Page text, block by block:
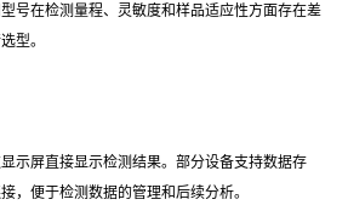
号在检测量程、灵敏度和样品适应性方面存在差
型。
示屏直接显示检测结果。部分设备支持数据存
，便于检测数据的管理和后续分析。